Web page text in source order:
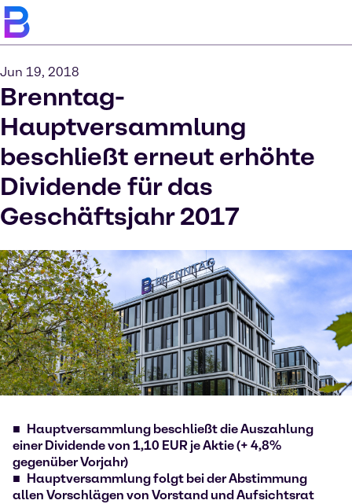
Jun 19, 2018
Brenntag-
Hauptversammlung
beschließt erneut erhöhte
Dividende für das
Geschäftsjahr 2017
Hauptversammlung beschließt die Auszahlung
einer Dividende von 1,10 EUR je Aktie (+ 4,8%
gegenüber Vorjahr)
Hauptversammlung folgt bei der Abstimmung
allen Vorschlägen von Vorstand und Aufsichtsrat